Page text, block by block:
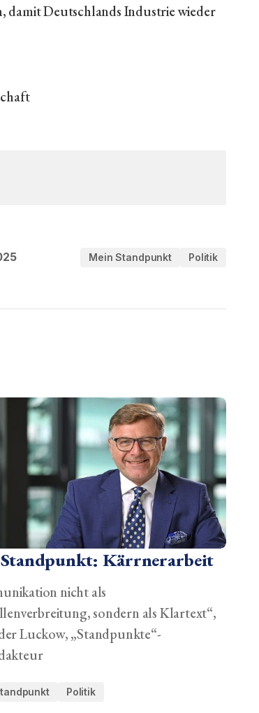
damit Deutschlands Industrie wieder
Mein Standpunkt Politik
Kärrnerarbeit
nicht als
sondern als Klartext“,
Luckow, „Standpunkte“-
Politik